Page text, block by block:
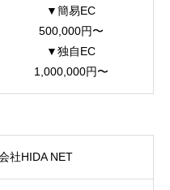
▼簡易EC
500,000円〜
▼独自EC
1,000,000円〜
社HIDA NET